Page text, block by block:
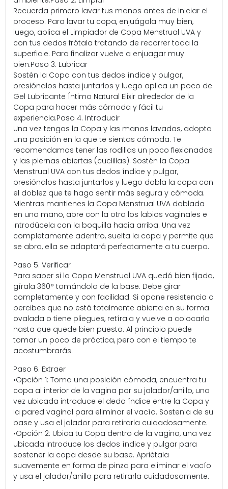
Recuerda primero lavar tus manos antes de iniciar el
proceso. Para lavar tu copa, enjuágala muy bien,
luego, aplica el Limpiador de Copa Menstrual UVA y
con tus dedos frótala tratando de recorrer toda la
superficie. Para finalizar vuelve a enjuagar muy
bien.Paso 3. Lubricar
Sostén la Copa con tus dedos índice y pulgar,
presiónalos hasta juntarlos y luego aplica un poco de
Gel Lubricante Íntimo Natural Elixir alrededor de la
Copa para hacer más cómoda y fácil tu
experiencia.Paso 4. Introducir
Una vez tengas la Copa y las manos lavadas, adopta
una posición en la que te sientas cómoda. Te
recomendamos tener las rodillas un poco flexionadas
y las piernas abiertas (cuclillas). Sostén la Copa
Menstrual UVA con tus dedos índice y pulgar,
presiónalos hasta juntarlos y luego dobla la copa con
el doblez que te haga sentir más segura y cómoda.
Mientras mantienes la Copa Menstrual UVA doblada
en una mano, abre con la otra los labios vaginales e
introdúcela con la boquilla hacia arriba. Una vez
completamente adentro, suelta la copa y permite que
se abra, ella se adaptará perfectamente a tu cuerpo.
Paso 5. Verificar
Para saber si la Copa Menstrual UVA quedó bien fijada,
gírala 360° tomándola de la base. Debe girar
completamente y con facilidad. Si opone resistencia o
percibes que no está totalmente abierta en su forma
ovalada o tiene pliegues, retírala y vuelve a colocarla
hasta que quede bien puesta. Al principio puede
tomar un poco de práctica, pero con el tiempo te
acostumbrarás.
Paso 6. Extraer
•Opción 1: Toma una posición cómoda, encuentra tu
copa al interior de la vagina por su jalador/anillo, una
vez ubicada introduce el dedo índice entre la Copa y
la pared vaginal para eliminar el vacío. Sostenla de su
base y usa el jalador para retirarla cuidadosamente.
•Opción 2: Ubica tu Copa dentro de la vagina, una vez
ubicada introduce los dedos índice y pulgar para
sostener la copa desde su base. Apriétala
suavemente en forma de pinza para eliminar el vacío
y usa el jalador/anillo para retirarla cuidadosamente.